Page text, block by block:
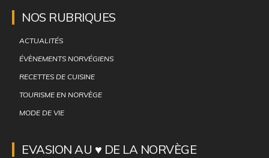
NOS RUBRIQUES
ACTUALITÉS
ÉVÈNEMENTS NORVÉGIENS
RECETTES DE CUISINE
TOURISME EN NORVÈGE
MODE DE VIE
EVASION AU ♥ DE LA NORVÈGE